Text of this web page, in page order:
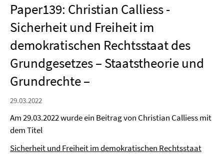
Paper139: Christian Calliess -
Sicherheit und Freiheit im
demokratischen Rechtsstaat des
Grundgesetzes – Staatstheorie und
Grundrechte –
29.03.2022
Am 29.03.2022 wurde ein Beitrag von Christian Calliess mit
dem Titel
Sicherheit und Freiheit im demokratischen Rechtsstaat